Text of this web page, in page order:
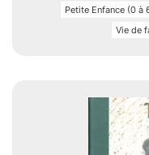
Petite Enfance (0 à
Vie de